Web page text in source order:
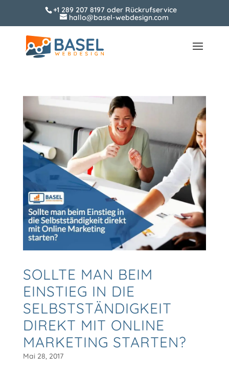
+1 289 207 8197 oder Rückrufservice
hallo@basel-webdesign.com
SOLLTE MAN BEIM
EINSTIEG IN DIE
SELBSTSTÄNDIGKEIT
DIREKT MIT ONLINE
MARKETING STARTEN?
Mai 28, 2017